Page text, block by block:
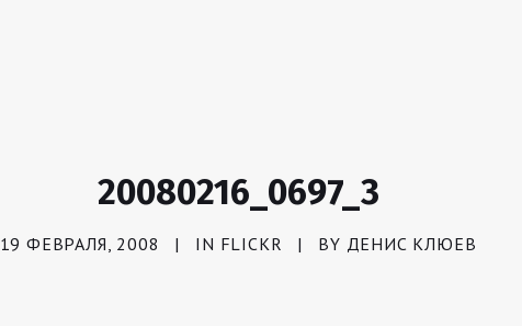
20080216_0697_3
19 ФЕВРАЛЯ, 2008 | IN FLICKR | BY ДЕНИС КЛЮЕВ